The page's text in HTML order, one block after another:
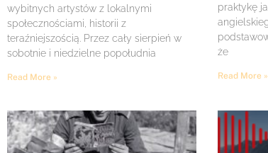
wybitnych artystów z lokalnymi
społecznościami, historii z
teraźniejszością. Przez cały sierpień w
sobotnie i niedzielne popołudnia
Read More »
praktykę
że
Read More »